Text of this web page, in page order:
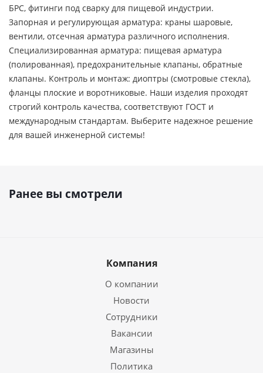
БРС, фитинги под сварку для пищевой индустрии.
Запорная и регулирующая арматура: краны шаровые,
вентили, отсечная арматура различного исполнения.
Специализированная арматура: пищевая арматура
(полированная), предохранительные клапаны, обратные
клапаны. Контроль и монтаж: диоптры (смотровые стекла),
фланцы плоские и воротниковые. Наши изделия проходят
строгий контроль качества, соответствуют ГОСТ и
международным стандартам. Выберите надежное решение
для вашей инженерной системы!
Ранее вы смотрели
Компания
О компании
Новости
Сотрудники
Вакансии
Магазины
Политика